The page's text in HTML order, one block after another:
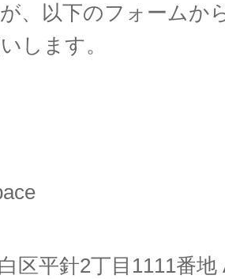
、以下のフォームか
します。
区平針2丁目 1111番地